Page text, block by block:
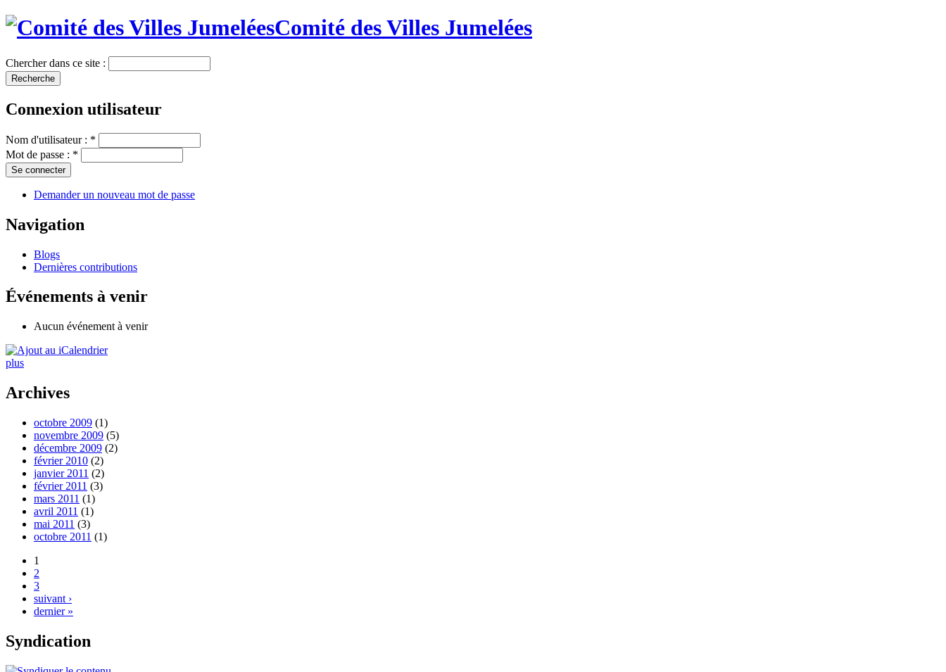
Comité des Villes Jumelées
Chercher dans ce site :
Connexion utilisateur
Nom d'utilisateur : *
Mot de passe : *
Demander un nouveau mot de passe
Navigation
Blogs
Dernières contributions
Événements à venir
Aucun événement à venir
plus
Archives
octobre 2009 (1)
novembre 2009 (5)
décembre 2009 (2)
février 2010 (2)
janvier 2011 (2)
février 2011 (3)
mars 2011 (1)
avril 2011 (1)
mai 2011 (3)
octobre 2011 (1)
1
2
3
suivant ›
dernier »
Syndication